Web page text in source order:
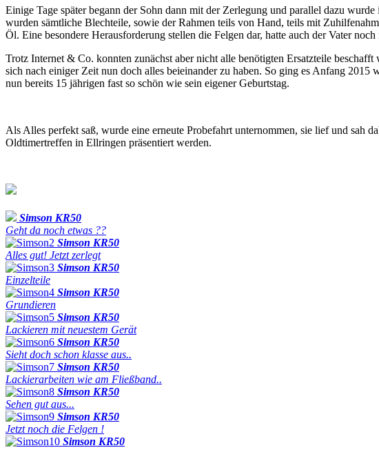
Einige Tage später begann der Sohn dann mit der Zerlegung und parallel dazu
wurden sämtliche Blechteile, sowie der Rahmen teils von Hand, teils mit
Öl. Eine besondere Herausforderung stellen die Felgen dar, hatte auch der Vater
Trotz Internet & Co. konnten zunächst aber nicht alle benötigten Ersatzteile
sich nach einiger Zeit nun doch alles beieinander zu haben. So ging es Anfang 2015
nun bereits 15 jährigen fast so schön wie sein eigener Geburtstag.
Als Alles perfekt saß, wurde eine erneute Probefahrt unternommen, sie lief und sah
Oldtimertreffen in Ellringen präsentiert werden.
Simson KR50
Geht da noch etwas ??
Simson KR50
Alles gut! Jetzt zerlegt
Simson KR50
Einzelteile
Simson KR50
Grundieren
Simson KR50
Lackieren mit neuestem Gerät
Simson KR50
Sieht doch schon klasse aus..
Simson KR50
Lackierarbeiten wie am Fließband..
Simson KR50
Sehen gut aus...
Simson KR50
Jetzt noch die Felgen !
Simson KR50